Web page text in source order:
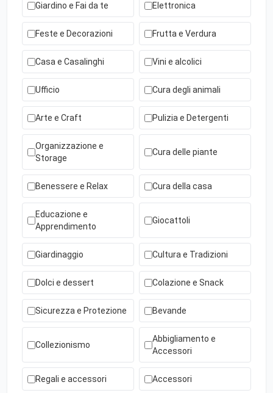
Giardino e Fai da te Elettronica
Feste e Decorazioni Frutta e Verdura
Casa e Casalinghi Vini e alcolici
Ufficio Cura degli animali
Arte e Craft Pulizia e Detergenti
Organizzazione e
Storage
Cura delle piante
Benessere e Relax Cura della casa
Educazione e
Apprendimento
Giocattoli
Giardinaggio Cultura e Tradizioni
Dolci e dessert Colazione e Snack
Sicurezza e Protezione Bevande
Collezionismo
Abbigliamento e
Accessori
Regali e accessori Accessori